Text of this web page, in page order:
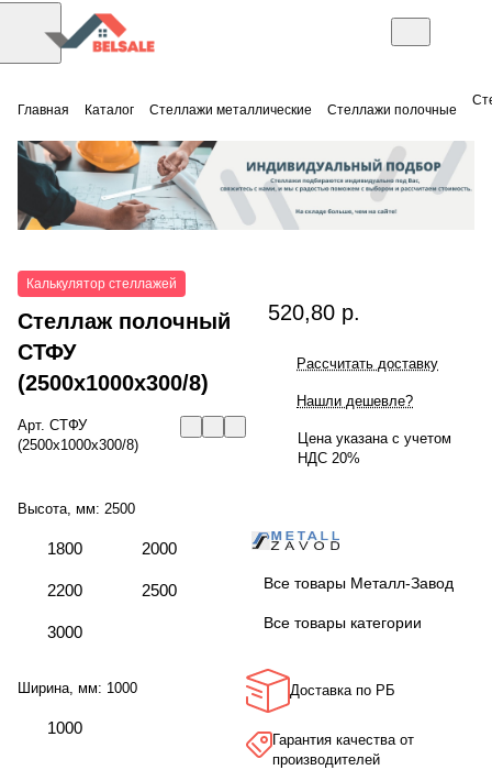
Главная Каталог Стеллажи металлические Стеллажи полочные
Калькулятор стеллажей
Стеллаж полочный
СТФУ
(2500x1000x300/8)
Арт. СТФУ
(2500x1000x300/8)
Высота, мм: 2500
1800 2000
2200 2500
3000
Ширина, мм: 1000
1000
520,80 р.
Рассчитать доставку
Нашли дешевле?
Цена указана с учетом
НДС 20%
Все товары Металл-Завод
Все товары категории
Доставка по РБ
Гарантия качества от
производителей